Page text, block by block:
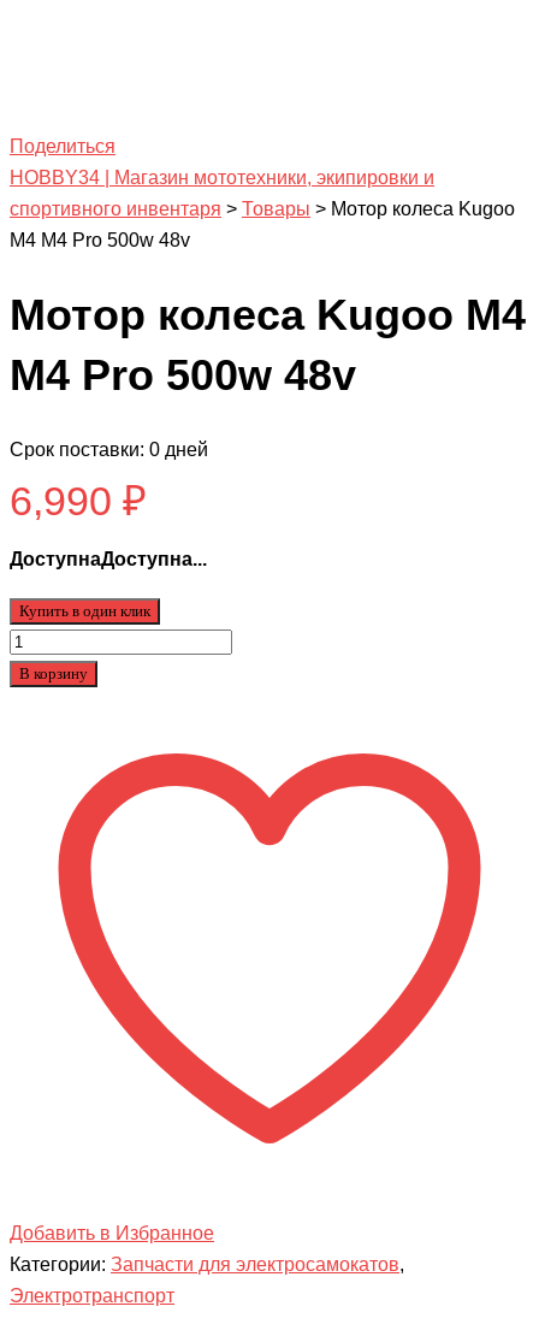
Поделиться
HOBBY34 | Магазин мототехники, экипировки и
спортивного инвентаря > Товары > Мотор колеса Kugoo
М4 M4 Pro 500w 48v
Мотор колеса Kugoo М4
M4 Pro 500w 48v
Срок поставки: 0 дней
6,990 ₽
ДоступнаДоступна...
Купить в один клик
Количество
товара
В корзину
Добавить в Избранное
Категории: Запчасти для электросамокатов,
Электротранспорт